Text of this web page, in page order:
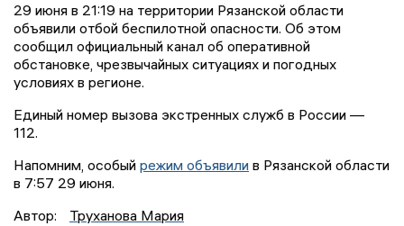
29 июня в 21:19 на территории Рязанской области
объявили отбой беспилотной опасности. Об этом
сообщил официальный канал об оперативной
обстановке, чрезвычайных ситуациях и погодных
условиях в регионе.
Единый номер вызова экстренных служб в России —
112.
Напомним, особый режим объявили в Рязанской области
в 7:57 29 июня.
Автор:
Труханова Мария